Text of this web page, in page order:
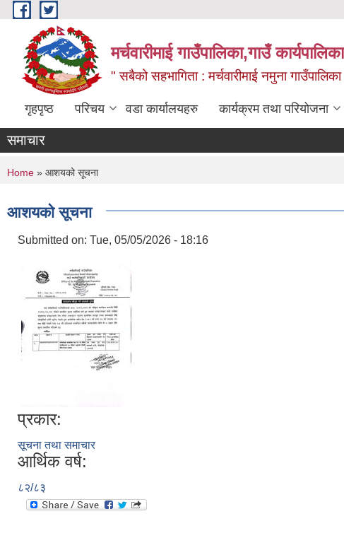
Skip to main content
मर्चवारीमाई गाउँपालिका,गाउँ
" सबैको सहभागिता : मर्चवारीमाई नमुना
गृहपृष्ठ परिचय वडा कार्यालयहरु कार्यक्रम तथा परियोजना
समाचार
You are here
Home » आशयको सूचना
आशयको सूचना
Submitted on: Tue, 05/05/2026 - 18:16
प्रकार:
सूचना तथा समाचार
आर्थिक वर्ष:
८२/८३